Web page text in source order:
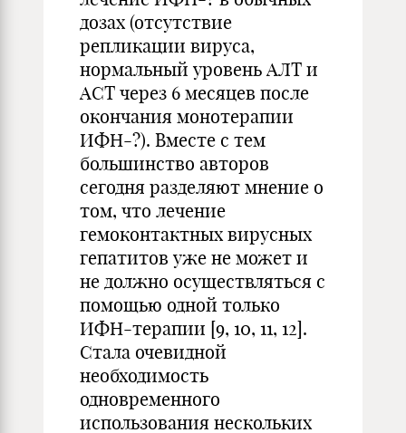
дозах (отсутствие
репликации вируса,
нормальный уровень АЛТ и
АСТ через 6 месяцев после
окончания монотерапии
ИФН-?). Вместе с тем
большинство авторов
сегодня разделяют мнение о
том, что лечение
гемоконтактных вирусных
гепатитов уже не может и
не должно осуществляться с
помощью одной только
ИФН-терапии [9, 10, 11, 12].
Стала очевидной
необходимость
одновременного
использования нескольких